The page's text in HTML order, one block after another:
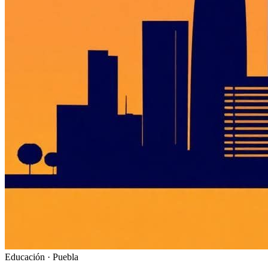
Educación · Puebla